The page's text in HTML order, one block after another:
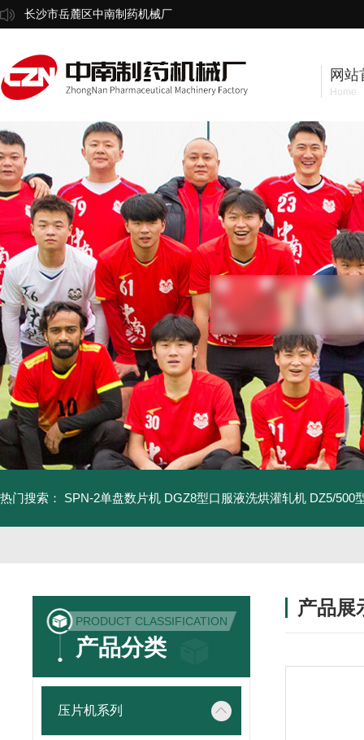
长沙市岳麓区中南制药机械厂
网站
Home
热门搜索： SPN-2单盘数片机 DGZ8型口服液洗烘灌轧机 DZ5/500
PRODUCT CLASSIFICATION
产品分类
压片机系列
产品展